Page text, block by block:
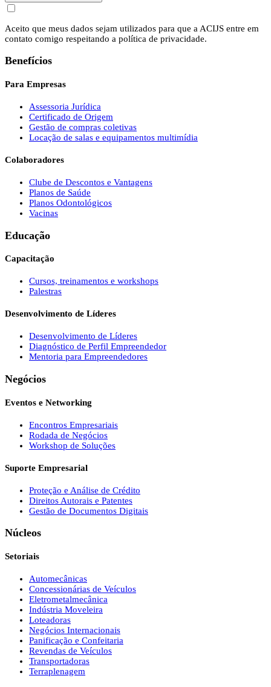
Aceito que meus dados sejam utilizados para que a ACIJS entre em
contato comigo respeitando a política de privacidade.
Benefícios
Para Empresas
Assessoria Jurídica
Certificado de Origem
Gestão de compras coletivas
Locação de salas e equipamentos multimídia
Colaboradores
Clube de Descontos e Vantagens
Planos de Saúde
Planos Odontológicos
Vacinas
Educação
Capacitação
Cursos, treinamentos e workshops
Palestras
Desenvolvimento de Líderes
Desenvolvimento de Líderes
Diagnóstico de Perfil Empreendedor
Mentoria para Empreendedores
Negócios
Eventos e Networking
Encontros Empresariais
Rodada de Negócios
Workshop de Soluções
Suporte Empresarial
Proteção e Análise de Crédito
Direitos Autorais e Patentes
Gestão de Documentos Digitais
Núcleos
Setoriais
Automecânicas
Concessionárias de Veículos
Eletrometalmecânica
Indústria Moveleira
Loteadoras
Negócios Internacionais
Panificação e Confeitaria
Revendas de Veículos
Transportadoras
Terraplenagem